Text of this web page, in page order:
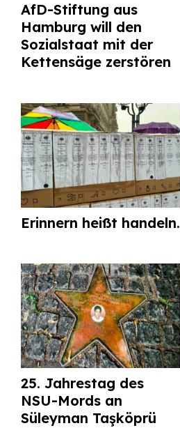
AfD-Stiftung aus
Hamburg will den
Sozialstaat mit der
Kettensäge zerstören
Erinnern heißt handeln.
25. Jahrestag des
NSU-Mords an
Süleyman Taşköprü